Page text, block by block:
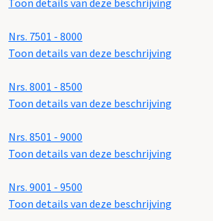
Nrs. 7501 - 8000
Toon details van deze beschrijving
Nrs. 8001 - 8500
Toon details van deze beschrijving
Nrs. 8501 - 9000
Toon details van deze beschrijving
Nrs. 9001 - 9500
Toon details van deze beschrijving